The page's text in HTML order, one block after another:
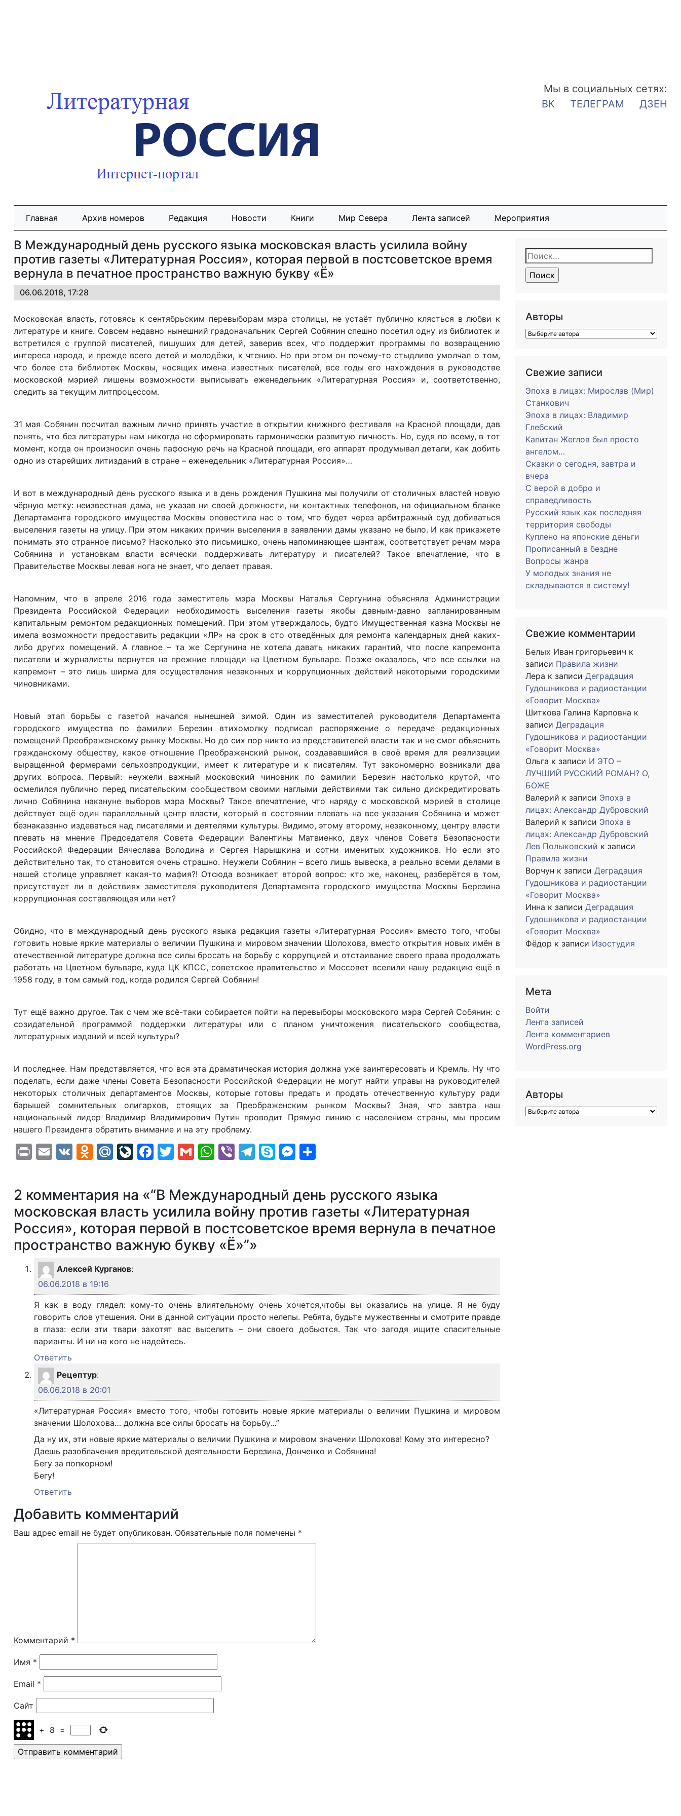
Мы в социальных сетях:
ВК
ТЕЛЕГРАМ ДЗЕН
Главная Архив номеров Редакция Новости Книги Мир Севера Лента записей Мероприятия
В Международный день русского языка московская власть усилила войну
против газеты «Литературная Россия», которая первой в постсоветское время
вернула в печатное пространство важную букву «Ё»
06.06.2018, 17:28
Московская власть, готовясь к сентябрьским перевыборам мэра столицы, не устаёт публично клясться в любви к
литературе и книге. Совсем недавно нынешний градоначальник Сергей Собянин спешно посетил одну из библиотек и
встретился с группой писателей, пишуших для детей, заверив всех, что поддержит программы по возвращению
интереса народа, и прежде всего детей и молодёжи, к чтению. Но при этом он почему-то стыдливо умолчал о том,
что более ста библиотек Москвы, носящих имена известных писателей, все годы его нахождения в руководстве
московской мэрией лишены возможности выписывать еженедельник «Литературная Россия» и, соответственно,
следить за текущим литпроцессом.
31 мая Собянин посчитал важным лично принять участие в открытии книжного фестиваля на Красной площади, дав
понять, что без литературы нам никогда не сформировать гармонически развитую личность. Но, судя по всему, в тот
момент, когда он произносил очень пафосную речь на Красной площади, его аппарат продумывал детали, как добить
одно из старейших литизданий в стране – еженедельник «Литературная Россия»…
И вот в международный день русского языка и в день рождения Пушкина мы получили от столичных властей новую
чёрную метку: неизвестная дама, не указав ни своей должности, ни контактных телефонов, на официальном бланке
Департамента городского имущества Москвы оповестила нас о том, что будет через арбитражный суд добиваться
выселения газеты на улицу. При этом никаких причин выселения в заявлении дамы указано не было. И как прикажете
понимать это странное письмо? Насколько это письмишко, очень напоминающее шантаж, соответствует речам мэра
Собянина и установкам власти всячески поддерживать литературу и писателей? Такое впечатление, что в
Правительстве Москвы левая нога не знает, что делает правая.
Напомним, что в апреле 2016 года заместитель мэра Москвы Наталья Сергунина объясняла Администрации
Президента Российской Федерации необходимость выселения газеты якобы давным-давно запланированным
капитальным ремонтом редакционных помещений. При этом утверждалось, будто Имущественная казна Москвы не
имела возможности предоставить редакции «ЛР» на срок в сто отведённых для ремонта календарных дней каких-
либо других помещений. А главное – та же Сергунина не хотела давать никаких гарантий, что после капремонта
писатели и журналисты вернутся на прежние площади на Цветном бульваре. Позже оказалось, что все ссылки на
капремонт – это лишь ширма для осуществления незаконных и коррупционных действий некоторыми городскими
чиновниками.
Новый этап борьбы с газетой начался нынешней зимой. Один из заместителей руководителя Департамента
городского имущества по фамилии Березин втихомолку подписал распоряжение о передаче редакционных
помещений Преображенскому рынку Москвы. Но до сих пор никто из представителей власти так и не смог объяснить
гражданскому обществу, какое отношение Преображенский рынок, создававшийся в своё время для реализации
выращенной фермерами сельхозпродукции, имеет к литературе и к писателям. Тут закономерно возникали два
других вопроса. Первый: неужели важный московский чиновник по фамилии Березин настолько крутой, что
осмелился публично перед писательским сообществом своими наглыми действиями так сильно дискредитировать
лично Собянина накануне выборов мэра Москвы? Такое впечатление, что наряду с московской мэрией в столице
действует ещё один параллельный центр власти, который в состоянии плевать на все указания Собянина и может
безнаказанно издеваться над писателями и деятелями культуры. Видимо, этому второму, незаконному, центру власти
плевать на мнение Председателя Совета Федерации Валентины Матвиенко, двух членов Совета Безопасности
Российской Федерации Вячеслава Володина и Сергея Нарышкина и сотни именитых художников. Но если это
действительно так, то становится очень страшно. Неужели Собянин – всего лишь вывеска, а реально всеми делами в
нашей столице управляет какая-то мафия?! Отсюда возникает второй вопрос: кто же, наконец, разберётся в том,
присутствует ли в действиях заместителя руководителя Департамента городского имущества Москвы Березина
коррупционная составляющая или нет?
Обидно, что в международный день русского языка редакция газеты «Литературная Россия» вместо того, чтобы
готовить новые яркие материалы о величии Пушкина и мировом значении Шолохова, вместо открытия новых имён в
отечественной литературе должна все силы бросать на борьбу с коррупцией и отстаивание своего права продолжать
работать на Цветном бульваре, куда ЦК КПСС, советское правительство и Моссовет вселили нашу редакцию ещё в
1958 году, в том самый год, когда родился Сергей Собянин!
Тут ещё важно другое. Так с чем же всё-таки собирается пойти на перевыборы московского мэра Сергей Собянин: с
созидательной программой поддержки литературы или с планом уничтожения писательского сообщества,
литературных изданий и всей культуры?
И последнее. Нам представляется, что вся эта драматическая история должна уже заинтересовать и Кремль. Ну что
поделать, если даже члены Совета Безопасности Российской Федерации не могут найти управы на руководителей
некоторых столичных департаментов Москвы, которые готовы предать и продать отечественную культуру ради
барышей сомнительных олигархов, стоящих за Преображенским рынком Москвы? Зная, что завтра наш
национальный лидер Владимир Владимирович Путин проводит Прямую линию с населением страны, мы просим
нашего Президента обратить внимание и на эту проблему.
PrintEmail
VK Odnoklassniki
Mail.Ru
LiveJournal
Facebook
Twitter
GmailWhatsApp
ViberTelegram
SkypeMessenger
2 комментария на «“В Международный день русского языка
московская власть усилила войну против газеты «Литературная
Россия», которая первой в постсоветское время вернула в печатное
пространство важную букву «Ё»”»
Алексей Курганов:
06.06.2018 в 19:16
Я как в воду глядел: кому-то очень влиятельному очень хочется,чтобы вы оказались на улице. Я не буду
говорить слов утешения. Они в данной ситуации просто нелепы. Ребята, будьте мужественны и смотрите правде
в глаза: если эти твари захотят вас выселить – они своего добьются. Так что загодя ищите спасительные
варианты. И ни на кого не надейтесь.
Ответить
Рецептур:
06.06.2018 в 20:01
«Литературная Россия» вместо того, чтобы готовить новые яркие материалы о величии Пушкина и мировом
значении Шолохова… должна все силы бросать на борьбу…”
Да ну их, эти новые яркие материалы о величии Пушкина и мировом значении Шолохова! Кому это интересно?
Даешь разоблачения вредительской деятельности Березина, Донченко и Собянина!
Бегу за попкорном!
Бегу!
Ответить
Добавить комментарий
Ваш адрес email не будет опубликован. Обязательные поля помечены *
Комментарий *
Имя *
Email *
Сайт
+ 8 =
Найти:
Авторы
Свежие записи
Эпоха в лицах: Мирослав (Мир)
Станкович
Эпоха в лицах: Владимир
Глебский
Капитан Жеглов был просто
ангелом…
Сказки о сегодня, завтра и
вчера
С верой в добро и
справедливость
Русский язык как последняя
территория свободы
Куплено на японские деньги
Прописанный в бездне
Вопросы жанра
У молодых знания не
складываются в систему!
Свежие комментарии
Белых Иван григорьевич к
записи Правила жизни
Лера к записи Деградация
Гудошникова и радиостанции
«Говорит Москва»
Шиткова Галина Карповна к
записи Деградация
Гудошникова и радиостанции
«Говорит Москва»
Ольга к записи И ЭТО –
ЛУЧШИЙ РУССКИЙ РОМАН? О,
БОЖЕ
Валерий к записи Эпоха в
лицах: Александр Дубровский
Валерий к записи Эпоха в
лицах: Александр Дубровский
Лев Полыковский к записи
Правила жизни
Ворчун к записи Деградация
Гудошникова и радиостанции
«Говорит Москва»
Инна к записи Деградация
Гудошникова и радиостанции
«Говорит Москва»
Фёдор к записи Изостудия
Мета
Войти
Лента записей
Лента комментариев
WordPress.org
Авторы